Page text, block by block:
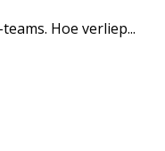
Hoe verliep...